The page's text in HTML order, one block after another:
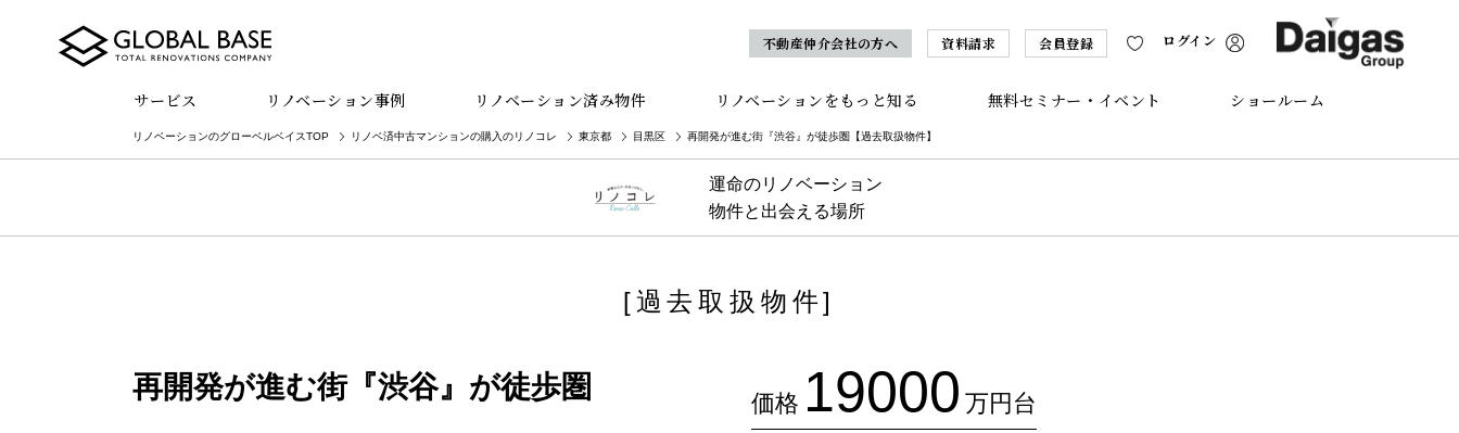
不動産仲介会社の方へ 資料請求 会員登録 ログイン
サービス リノベーション事例 リノベーション済み物件 リノベーションをもっと知る 無料セミナー・イベント ショールーム
リノベーションのグローベルベイスTOP リノベ済中古マンションの購入のリノコレ 東京都 目黒区 再開発が進む街『渋谷』が徒歩圏【過去取扱物件】
運命のリノベーション
物件と出会える場所
[過去取扱物件]
再開発が進む街『渋谷』が徒歩圏 価格 19000 万円台